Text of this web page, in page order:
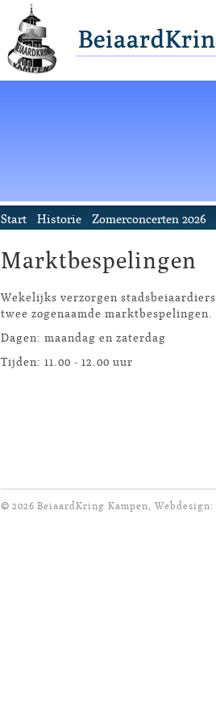
Start Historie Zomerconcerten 2026
Marktbespelingen
Wekelijks verzorgen stadsbeiaardiers
twee zogenaamde marktbespelingen.
Dagen: maandag en zaterdag
Tijden: 11.00 - 12.00 uur
© 2026 BeiaardKring Kampen, Webdesign: